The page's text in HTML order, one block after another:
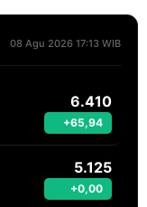
08 Agu 2026 17:13 WIB
6.410
+65,94
5.125
+0,00